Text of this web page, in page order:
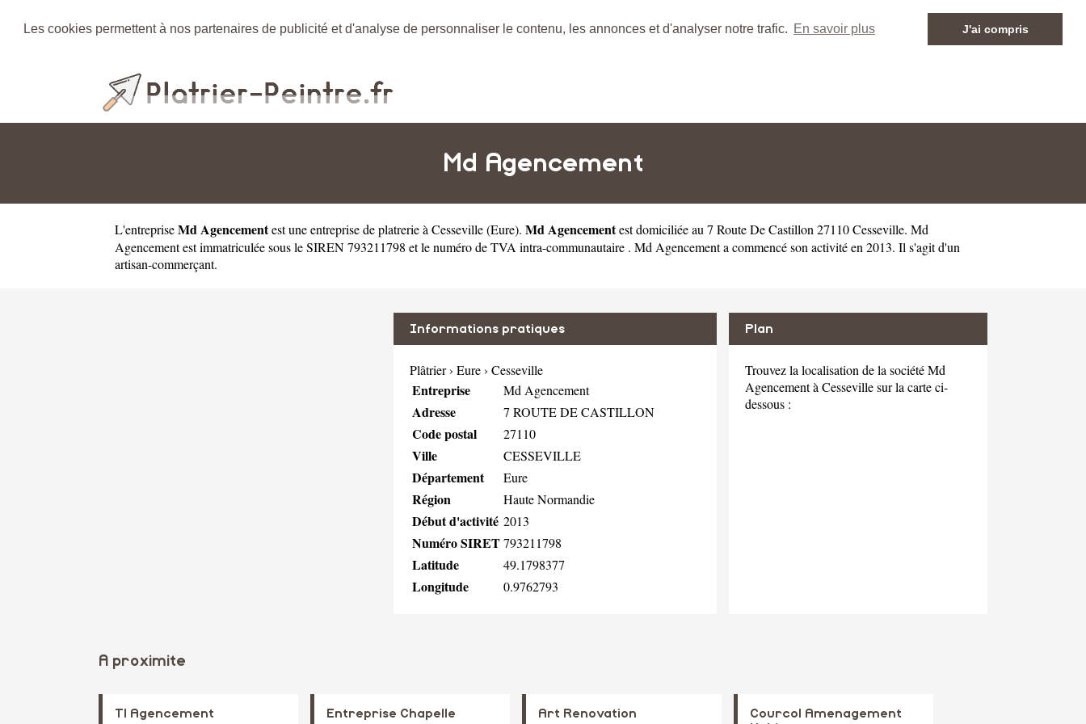
Les cookies permettent à nos partenaires de publicité et d'analyse de personnaliser le contenu, les annonces et d'analyser notre trafic. En savoir plus J'ai compris
Md Agencement
L'entrepriseMd Agencementest uneentreprise de platrerie à Cesseville(Eure). Md Agencementest domiciliée au 7 Route De Castillon 27110 Cesseville. Md
Agencement est immatriculée sous le SIREN 793211798 et le numéro de TVA intra-communautaire . Md Agencement a commencé son activité en 2013. Il s'agit d'un
artisan-commerçant.
Informations pratiques
Plâtrier› Eure› Cesseville
Entreprise Md Agencement
Adresse 7 ROUTE DE CASTILLON
Code postal 27110
Ville CESSEVILLE
Département Eure
Région Haute Normandie
Début d'activité 2013
Numéro SIRET793211798
Latitude 49.1798377
Longitude 0.9762793
Plan
Trouvez la localisation de la société Md
Agencement à Cesseville sur la carte ci-
dessous :
A proximite
Tl Agencement Entreprise Chapelle Art Renovation
Courcol Amenagement